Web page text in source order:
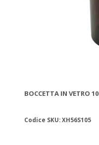
BOCCETTA IN VETRO
Codice SKU: XH56S105